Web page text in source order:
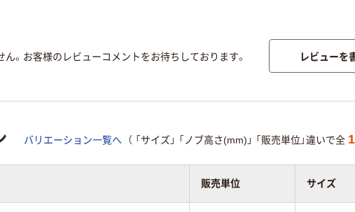
。お客様のレビューコメントをお待ちしております。 レビューを
バリエーション一覧へ （ 「サイズ」 「ノブ高さ(mm)」 「販売単位」違いで全
販売単位 サイズ